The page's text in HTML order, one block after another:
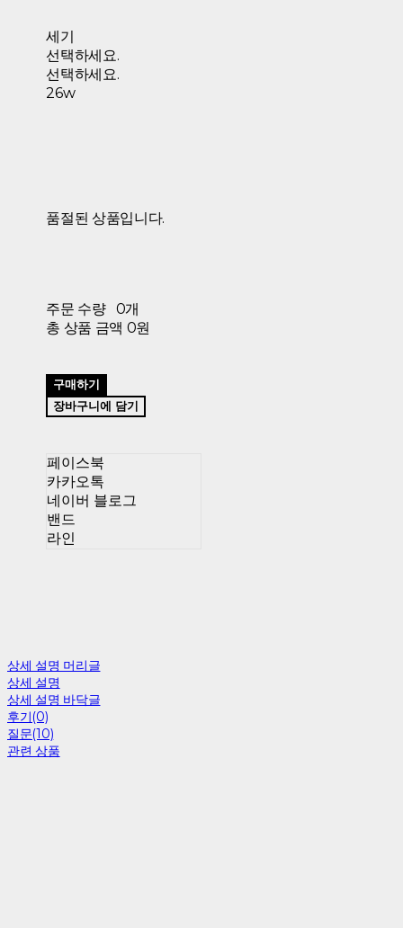
세기
선택하세요.
선택하세요.
26w
품절된 상품입니다.
주문 수량
0개
총 상품 금액 0원
구매하기
장바구니에 담기
페이스북
카카오톡
네이버 블로그
밴드
라인
상세 설명 머리글
상세 설명
상세 설명 바닥글
후기(0)
질문(10)
관련 상품